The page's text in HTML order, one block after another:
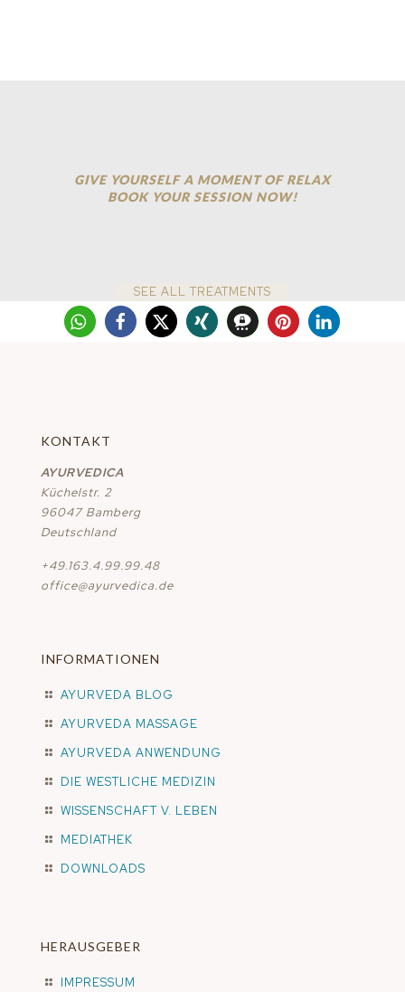
GIVE YOURSELF A MOMENT OF RELAX
BOOK YOUR SESSION NOW!
SEE ALL TREATMENTS
KONTAKT
AYURVEDICA
Küchelstr. 2
96047 Bamberg
Deutschland
+49.163.4.99.99.48
office@ayurvedica.de
INFORMATIONEN
AYURVEDA BLOG
AYURVEDA MASSAGE
AYURVEDA ANWENDUNG
DIE WESTLICHE MEDIZIN
WISSENSCHAFT V. LEBEN
MEDIATHEK
DOWNLOADS
HERAUSGEBER
IMPRESSUM